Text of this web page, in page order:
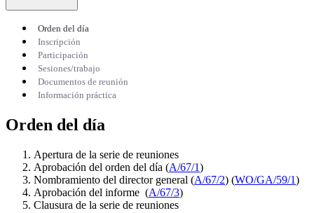
Orden del día
Inscripción
Participación
Sesiones/trabajo
Documentos de reunión
Información práctica
Orden del día
Apertura de la serie de reuniones
Aprobación del orden del día (A/67/1)
Nombramiento del director general (A/67/2) (WO/GA/59/1)
Aprobación del informe (A/67/3)
Clausura de la serie de reuniones